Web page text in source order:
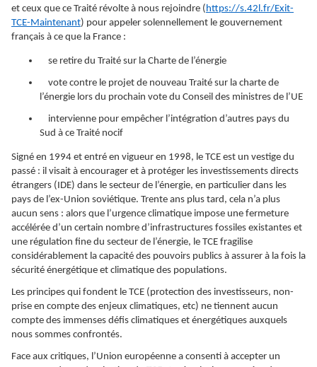
et ceux que ce Traité révolte à nous rejoindre (https://s.42l.fr/Exit-
TCE-Maintenant) pour appeler solennellement le gouvernement
français à ce que la France :
se retire du Traité sur la Charte de l’énergie
vote contre le projet de nouveau Traité sur la charte de
l’énergie lors du prochain vote du Conseil des ministres de l’UE
intervienne pour empêcher l’intégration d’autres pays du
Sud à ce Traité nocif
Signé en 1994 et entré en vigueur en 1998, le TCE est un vestige du
passé : il visait à encourager et à protéger les investissements directs
étrangers (IDE) dans le secteur de l’énergie, en particulier dans les
pays de l’ex-Union soviétique. Trente ans plus tard, cela n’a plus
aucun sens : alors que l’urgence climatique impose une fermeture
accélérée d’un certain nombre d’infrastructures fossiles existantes et
une régulation fine du secteur de l’énergie, le TCE fragilise
considérablement la capacité des pouvoirs publics à assurer à la fois la
sécurité énergétique et climatique des populations.
Les principes qui fondent le TCE (protection des investisseurs, non-
prise en compte des enjeux climatiques, etc) ne tiennent aucun
compte des immenses défis climatiques et énergétiques auxquels
nous sommes confrontés.
Face aux critiques, l’Union européenne a consenti à accepter un